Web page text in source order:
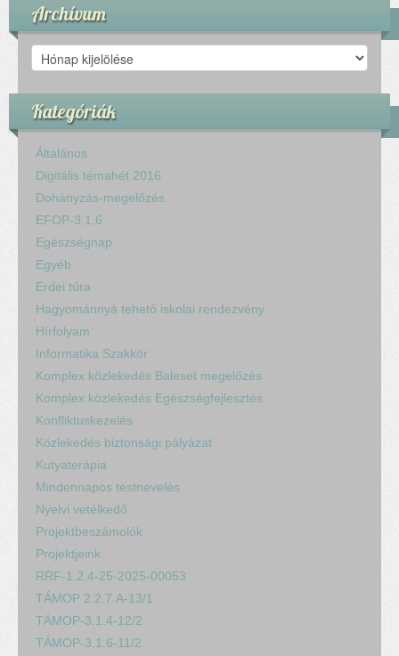
Archívum
Archívum
Kategóriák
Általános
Digitális témahét 2016
Dohányzás-megelőzés
EFOP-3.1.6
Egészségnap
Egyéb
Erdei túra
Hagyománnyá tehető iskolai rendezvény
Hírfolyam
Informatika Szakkör
Komplex közlekedés Baleset megelőzés
Komplex közlekedés Egészségfejlesztés
Konfliktuskezelés
Közlekedés biztonsági pályázat
Kutyaterápia
Mindennapos testnevelés
Nyelvi vetélkedő
Projektbeszámolók
Projektjeink
RRF-1.2.4-25-2025-00053
TÁMOP 2.2.7.A-13/1
TÁMOP-3.1.4-12/2
TÁMOP-3.1.6-11/2